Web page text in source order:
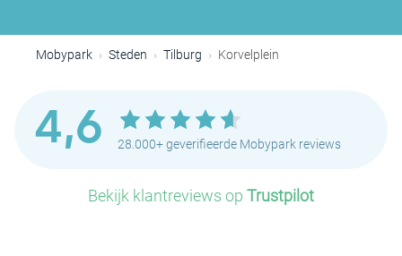
Mobypark Steden Tilburg Korvelplein
4,6 28.000+ geverifieerde Mobypark reviews
Bekijk klantreviews op Trustpilot